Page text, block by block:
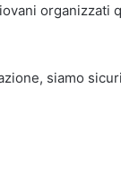
organizzati
siamo